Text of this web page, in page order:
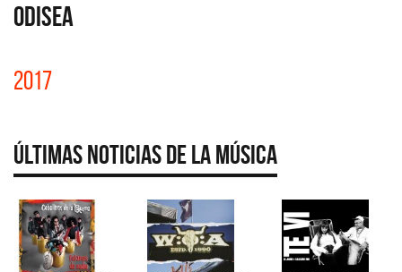
ODISEA
2017
Últimas Noticias de la Música